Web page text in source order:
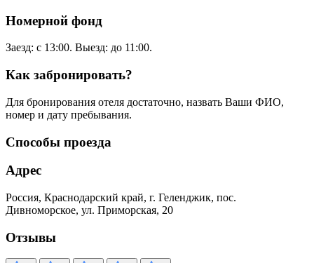
Номерной фонд
Заезд: с 13:00. Выезд: до 11:00.
Как забронировать?
Для бронирования отеля достаточно, назвать Ваши ФИО,
номер и дату пребывания.
Способы проезда
Адрес
Россия, Краснодарский край, г. Геленджик, пос.
Дивноморское, ул. Приморская, 20
Отзывы